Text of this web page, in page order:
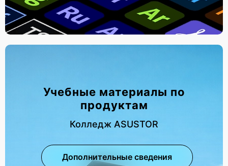
Учебные материалы по
продуктам
Колледж ASUSTOR
Дополнительные сведения